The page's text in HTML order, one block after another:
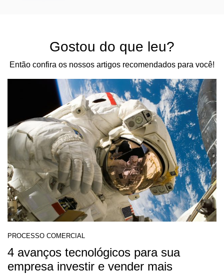
Gostou do que leu?
Então confira os nossos artigos recomendados para você!
PROCESSO COMERCIAL
4 avanços tecnológicos para sua
empresa investir e vender mais